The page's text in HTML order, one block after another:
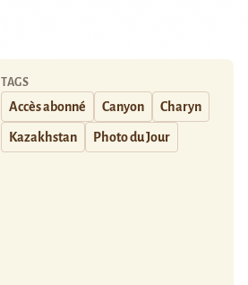
TAGS
Accès abonné Canyon Charyn
Kazakhstan Photo du Jour